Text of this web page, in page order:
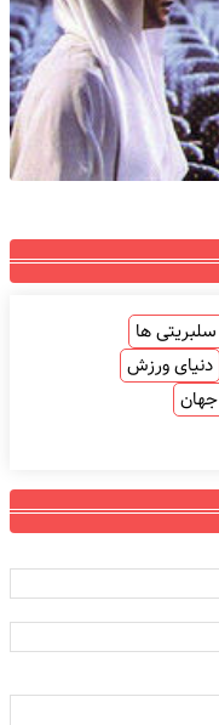
ها
دنیای ورزش
جهان